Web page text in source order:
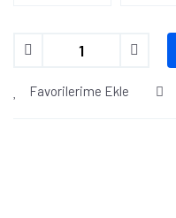
Favorilerime Ekle